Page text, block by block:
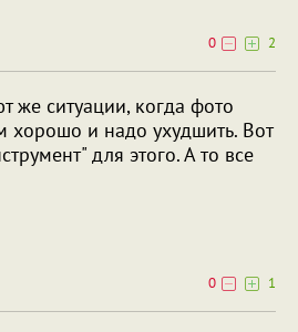
0
2
же ситуации, когда фото
хорошо и надо ухудшить. Вот
для этого. А то все
0
1